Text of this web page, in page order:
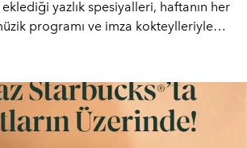
yazlık spesiyalleri, haftanın her
programı ve imza kokteylleriyle
mekan; gurme lezzetleri, iyi
özel puro alanını tek bir çatı